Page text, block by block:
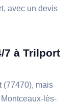
avec un devis
7 à Trilport
(77470), mais
lès-